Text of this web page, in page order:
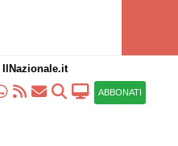
IlNazionale.it
ABBONATI